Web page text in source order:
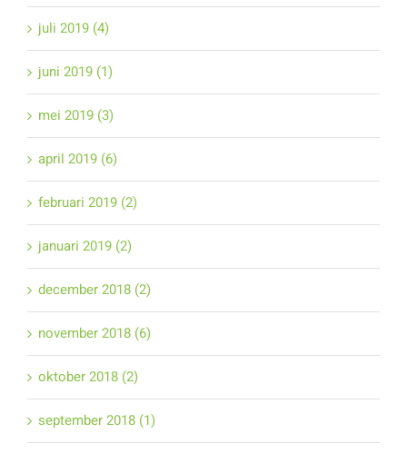
juli 2019 (4)
juni 2019 (1)
mei 2019 (3)
april 2019 (6)
februari 2019 (2)
januari 2019 (2)
december 2018 (2)
november 2018 (6)
oktober 2018 (2)
september 2018 (1)